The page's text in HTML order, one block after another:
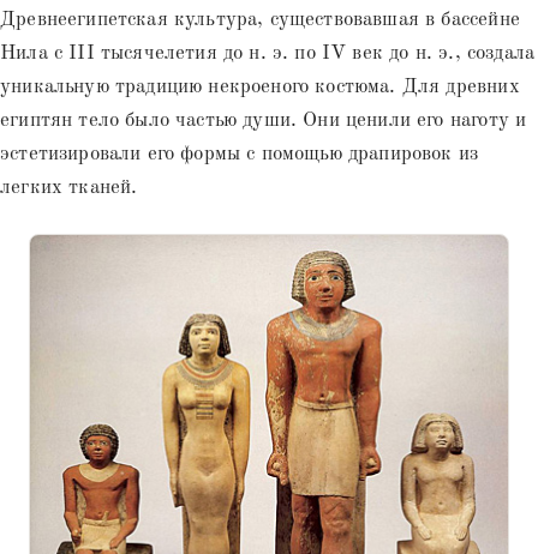
Древнеегипетская культура, существовавшая в бассейне
Нила с III тысячелетия до н. э. по IV век до н. э., создала
уникальную традицию некроеного костюма. Для древних
египтян тело было частью души. Они ценили его наготу и
эстетизировали его формы с помощью драпировок из
легких тканей.